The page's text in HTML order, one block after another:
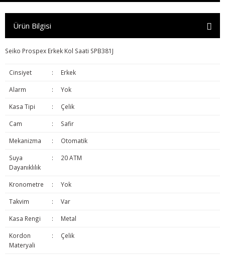
Ürün Bilgisi
Seiko Prospex Erkek Kol Saati SPB381J
Cinsiyet : Erkek
Alarm : Yok
Kasa Tipi : Çelik
Cam : Safir
Mekanizma : Otomatik
Suya
Dayanıklılık
: 20 ATM
Kronometre : Yok
Takvim : Var
Kasa Rengi : Metal
Kordon
Materyali
: Çelik